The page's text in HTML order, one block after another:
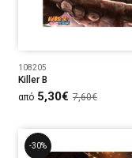
108205
Killer B
από 5,30€ 7,60€
-30%